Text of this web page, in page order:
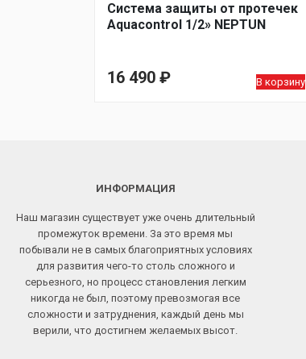
Система защиты от протечек
Aquacontrol 1/2» NEPTUN
16 490 ₽ В корзину
ИНФОРМАЦИЯ
Наш магазин существует уже очень длительный
промежуток времени. За это время мы
побывали не в самых благоприятных условиях
для развития чего-то столь сложного и
серьезного, но процесс становления легким
никогда не был, поэтому превозмогая все
сложности и затруднения, каждый день мы
верили, что достигнем желаемых высот.